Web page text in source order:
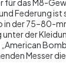
für das M8-
Federung ist
in der 75–80-
unter der
Messer